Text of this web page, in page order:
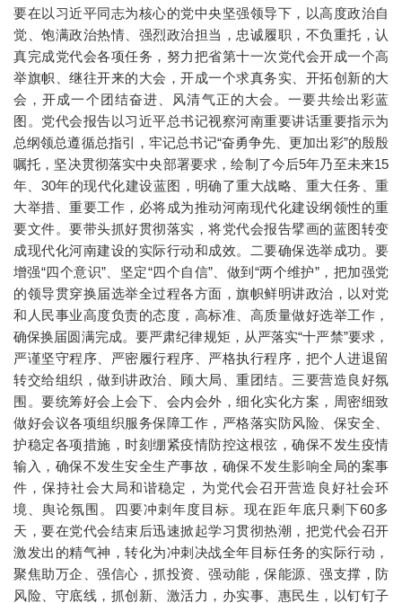
要在以习近平同志为核心的党中央坚强领导下，以高度政治自
觉、饱满政治热情、强烈政治担当，忠诚履职，不负重托，认
真完成党代会各项任务，努力把省第十一次党代会开成一个高
举旗帜、继往开来的大会，开成一个求真务实、开拓创新的大
会，开成一个团结奋进、风清气正的大会。一要共绘出彩蓝
图。党代会报告以习近平总书记视察河南重要讲话重要指示为
总纲领总遵循总指引，牢记总书记“奋勇争先、更加出彩”的殷殷
嘱托，坚决贯彻落实中央部署要求，绘制了今后5年乃至未来15
年、30年的现代化建设蓝图，明确了重大战略、重大任务、重
大举措、重要工作，必将成为推动河南现代化建设纲领性的重
要文件。要带头抓好贯彻落实，将党代会报告擘画的蓝图转变
成现代化河南建设的实际行动和成效。二要确保选举成功。要
增强“四个意识”、坚定“四个自信”、做到“两个维护”，把加强党
的领导贯穿换届选举全过程各方面，旗帜鲜明讲政治，以对党
和人民事业高度负责的态度，高标准、高质量做好选举工作，
确保换届圆满完成。要严肃纪律规矩，从严落实“十严禁”要求，
严谨坚守程序、严密履行程序、严格执行程序，把个人进退留
转交给组织，做到讲政治、顾大局、重团结。三要营造良好氛
围。要统筹好会上会下、会内会外，细化实化方案，周密细致
做好会议各项组织服务保障工作，严格落实防风险、保安全、
护稳定各项措施，时刻绷紧疫情防控这根弦，确保不发生疫情
输入，确保不发生安全生产事故，确保不发生影响全局的案事
件，保持社会大局和谐稳定，为党代会召开营造良好社会环
境、舆论氛围。四要冲刺年度目标。现在距年底只剩下60多
天，要在党代会结束后迅速掀起学习贯彻热潮，把党代会召开
激发出的精气神，转化为冲刺决战全年目标任务的实际行动，
聚焦助万企、强信心，抓投资、强动能，保能源、强支撑，防
风险、守底线，抓创新、激活力，办实事、惠民生，以钉钉子